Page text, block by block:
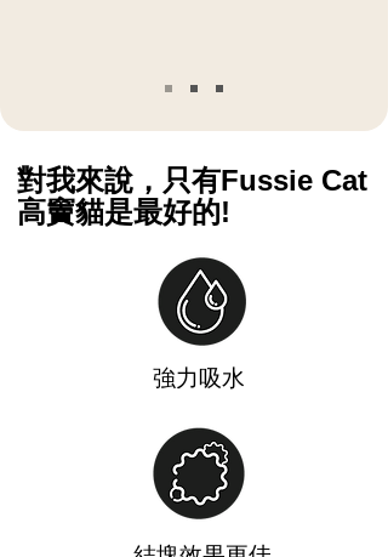
對我來說，只有Fussie Cat
高竇貓是最好的!
強力吸水